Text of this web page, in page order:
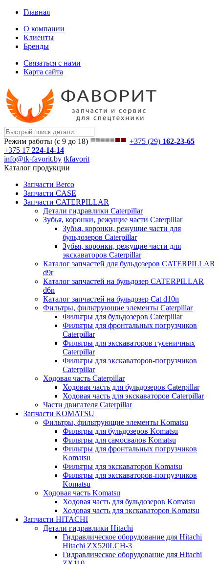
Главная
О компании
Клиенты
Бренды
Связаться с нами
Карта сайта
Режим работы (с 9 до 18) +375 (29) 162-23-65
+375 17 224-14-14
info@tk-favorit.by tkfavorit
Каталог продукции
Запчасти Berco
Запчасти CASE
Запчасти CATERPILLAR
Детали гидравлики Caterpillar
Зубья, коронки, режущие части Caterpillar
Зубья, коронки, режущие части для
бульдозеров Caterpillar
Зубья, коронки, режущие части для
экскаваторов Caterpillar
Каталог запчастей для бульдозеров CATERPILLAR
d9r
Каталог запчастей на бульдозер CATERPILLAR
d6n
Каталог запчастей на бульдозер Сat d10n
Фильтры, фильтрующие элементы Caterpillar
Фильтры для бульдозеров Caterpillar
Фильтры для фронтальных погрузчиков
Caterpillar
Фильтры для экскаваторов гусеничных
Caterpillar
Фильтры для экскаваторов-погрузчиков
Caterpillar
Ходовая часть Caterpillar
Ходовая часть для бульдозеров Caterpillar
Ходовая часть для экскаваторов Caterpillar
Части двигателя Caterpillar
Запчасти KOMATSU
Фильтры, фильтрующие элементы Komatsu
Фильтры для бульдозеров Komatsu
Фильтры для самосвалов Komatsu
Фильтры для фронтальных погрузчиков
Komatsu
Фильтры для экскаваторов Komatsu
Фильтры для экскаваторов-погрузчиков
Komatsu
Ходовая часть Komatsu
Ходовая часть для бульдозеров Komatsu
Ходовая часть для экскаваторов Komatsu
Запчасти HITACHI
Детали гидравлики Hitachi
Гидравлическое оборудование для Hitachi
Hitachi ZX520LCH-3
Гидравлическое оборудование для Hitachi